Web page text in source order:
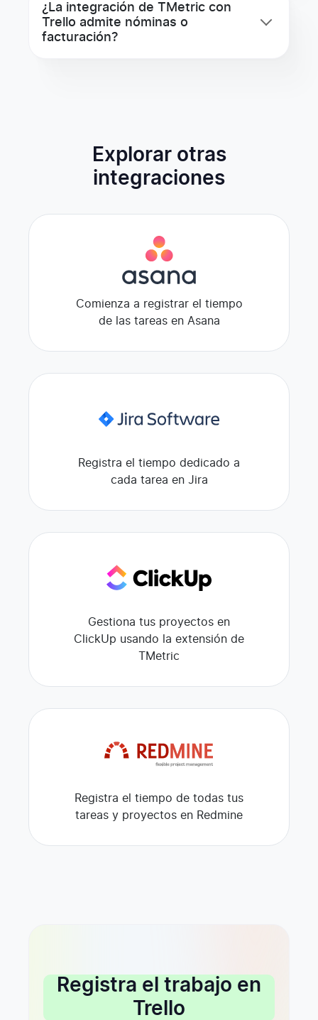
¿La integración de TMetric con
Trello admite nóminas o
facturación?
Explorar otras
integraciones
Comienza a registrar el tiempo
de las tareas en Asana
Registra el tiempo dedicado a
cada tarea en Jira
Gestiona tus proyectos en
ClickUp usando la extensión de
TMetric
Registra el tiempo de todas tus
tareas y proyectos en Redmine
Registra el trabajo en
Trello